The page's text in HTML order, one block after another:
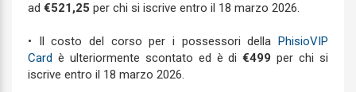
ad €521,25 per chi si iscrive entro il 18 marzo 2026.
• Il costo del corso per i possessori della PhisioVIP
Card è ulteriormente scontato ed è di€499per chi si
iscrive entro il 18 marzo 2026.